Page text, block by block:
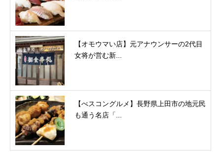
【オモウマい店】元アナウンサーの2代目
女将が営む新...
【べスコングルメ】長野県上田市の地元民
も通う名店「...